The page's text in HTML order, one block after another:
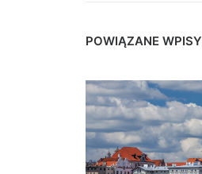
POWIĄZANE WPISY